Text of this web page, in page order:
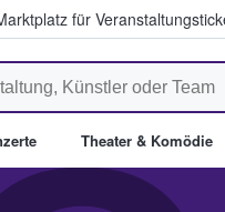
für
Fans Tickets
Theater & Komödie